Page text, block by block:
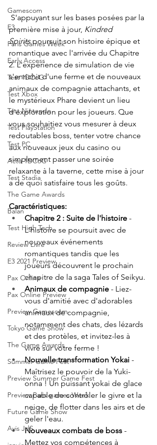
Gamescom
E3
Paris Games Week
Early Access
Test 1DCoG
Test Xbox
Test Nintendo
Test PlayStation
Test PC
Actu 1DCoG
Test Stadia
The Game Awards
Balan
Test High Tech
Review Livre
E3 2021 Preview
Pax Online
Pax Online Preview
Preview Gamescom
Tokyo Game Show
The Game Awards
Summer Game Fest
Preview Summer Game Fest
Preview Paris games Week
Future Game Show
Avis JdS
S'appuyant sur les bases posées par la
première mise à jour, Kindred
Spirits poursuit son histoire épique et
romantique avec l'arrivée du Chapitre
2. L'expérience de simulation de vie
s'enrichit d'une ferme et de nouveaux
animaux de compagnie attachants, et
le mystérieux Phare devient un lieu
d'exploration pour les joueurs. Que
vous souhaitiez vous mesurer à deux
redoutables boss, tenter votre chance
aux nouveaux jeux du casino ou
simplement passer une soirée
relaxante à la taverne, cette mise à jour
a de quoi satisfaire tous les goûts.
Caractéristiques:
Chapitre 2 : Suite de l'histoire -
L'histoire se poursuit avec de
nouveaux événements
romantiques tandis que les
joueurs découvrent le prochain
chapitre de la saga Tales of Seikyu.
Animaux de compagnie - Liez-
vous d'amitié avec d'adorables
animaux de compagnie,
notamment des chats, des lézards
et des protèles, et invitez-les à
vivre sur votre ferme !
Nouvelle transformation Yokai -
Maîtrisez le pouvoir de la Yuki-
onna ! Un puissant yokai de glace
capable de contrôler le givre et la
neige, de flotter dans les airs et de
geler l'eau.
Nouveaux combats de boss -
Mettez vos compétences à